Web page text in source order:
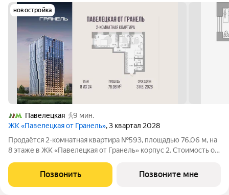
новостройка
Павелецкая
9 мин.
ЖК «Павелецкая от Гранель», 3 квартал 2028
Продаётся 2-комнатная квартира №593, площадью 76,06 м, на
8 этаже в ЖК «Павелецкая от Гранель» корпус 2. Стоимость от
окна на улицу. «Павелецкая от Гранель» проект бизнес-класса
в историческом
Позвонить Позвоните мне